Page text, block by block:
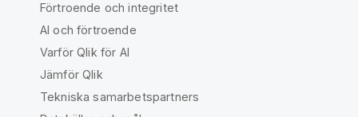
Förtroende och integritet
AI och förtroende
Varför Qlik för AI
Jämför Qlik
Tekniska samarbetspartners